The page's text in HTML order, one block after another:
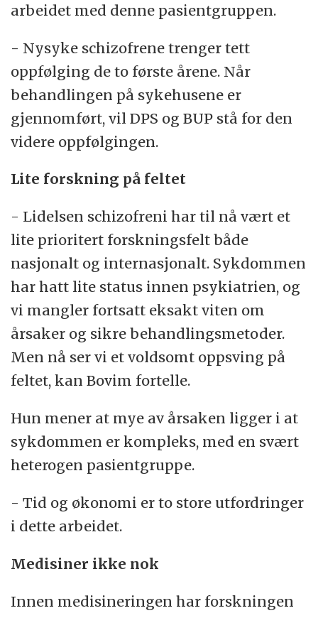
arbeidet med denne pasientgruppen.
- Nysyke schizofrene trenger tett
oppfølging de to første årene. Når
behandlingen på sykehusene er
gjennomført, vil DPS og BUP stå for den
videre oppfølgingen.
Lite forskning på feltet
- Lidelsen schizofreni har til nå vært et
lite prioritert forskningsfelt både
nasjonalt og internasjonalt. Sykdommen
har hatt lite status innen psykiatrien, og
vi mangler fortsatt eksakt viten om
årsaker og sikre behandlingsmetoder.
Men nå ser vi et voldsomt oppsving på
feltet, kan Bovim fortelle.
Hun mener at mye av årsaken ligger i at
sykdommen er kompleks, med en svært
heterogen pasientgruppe.
- Tid og økonomi er to store utfordringer
i dette arbeidet.
Medisiner ikke nok
Innen medisineringen har forskningen